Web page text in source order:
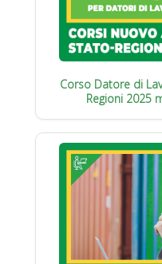
Corso Datore di
Regioni 2025